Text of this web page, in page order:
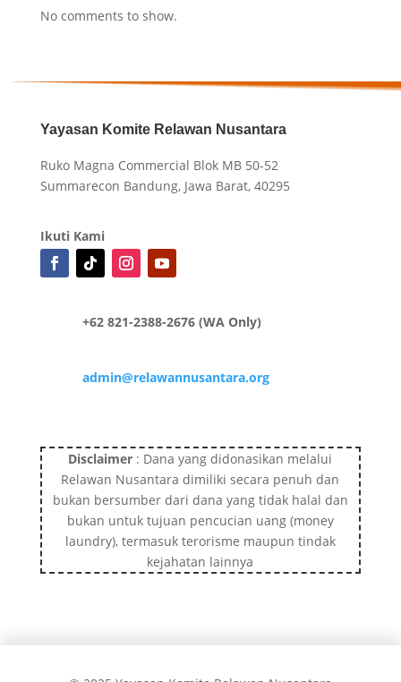
No comments to show.
Yayasan Komite Relawan Nusantara
Ruko Magna Commercial Blok MB 50-52
Summarecon Bandung, Jawa Barat, 40295
Ikuti Kami
+62 821-2388-2676 (WA Only)
admin@relawannusantara.org
Disclaimer : Dana yang didonasikan melalui
Relawan Nusantara dimiliki secara penuh dan
bukan bersumber dari dana yang tidak halal dan
bukan untuk tujuan pencucian uang (money
laundry), termasuk terorisme maupun tindak
kejahatan lainnya